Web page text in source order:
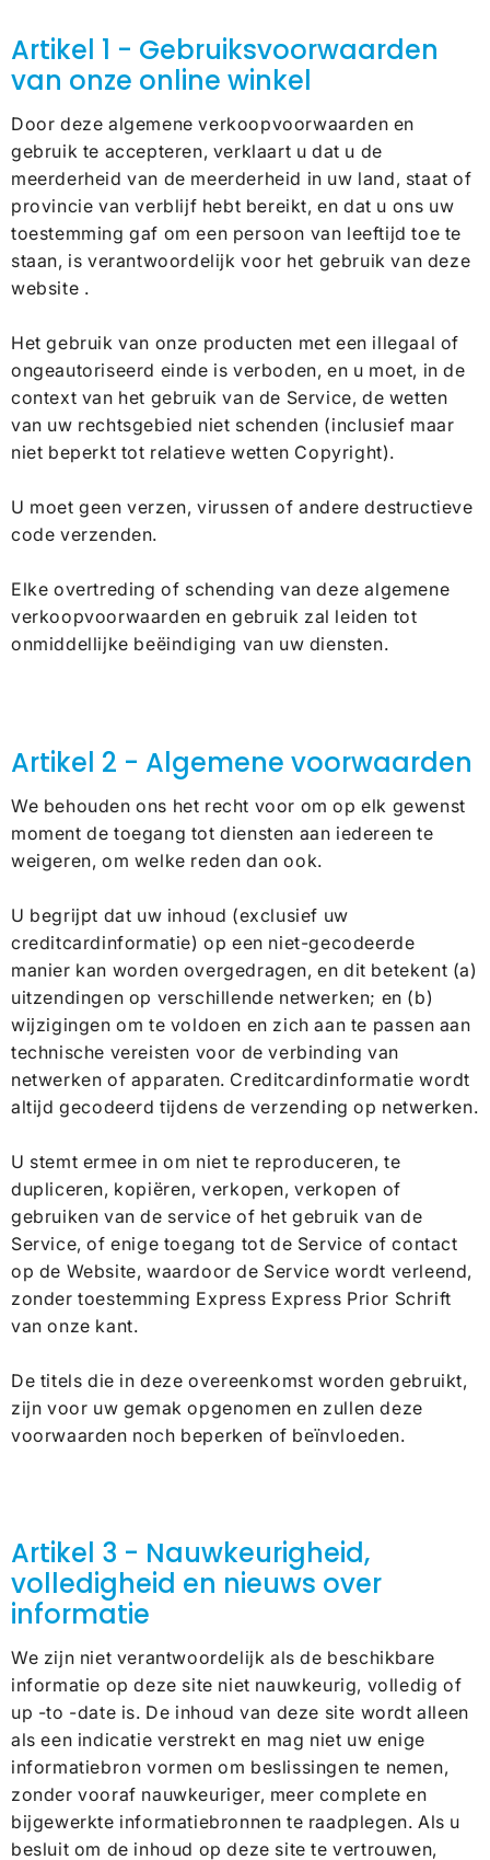
Artikel 1 - Gebruiksvoorwaarden
van onze online winkel
Door deze algemene verkoopvoorwaarden en
gebruik te accepteren, verklaart u dat u de
meerderheid van de meerderheid in uw land, staat of
provincie van verblijf hebt bereikt, en dat u ons uw
toestemming gaf om een ​​persoon van leeftijd toe te
staan, is verantwoordelijk voor het gebruik van deze
website .
Het gebruik van onze producten met een illegaal of
ongeautoriseerd einde is verboden, en u moet, in de
context van het gebruik van de Service, de wetten
van uw rechtsgebied niet schenden (inclusief maar
niet beperkt tot relatieve wetten Copyright).
U moet geen verzen, virussen of andere destructieve
code verzenden.
Elke overtreding of schending van deze algemene
verkoopvoorwaarden en gebruik zal leiden tot
onmiddellijke beëindiging van uw diensten.
Artikel 2 - Algemene voorwaarden
We behouden ons het recht voor om op elk gewenst
moment de toegang tot diensten aan iedereen te
weigeren, om welke reden dan ook.
U begrijpt dat uw inhoud (exclusief uw
creditcardinformatie) op een niet-gecodeerde
manier kan worden overgedragen, en dit betekent (a)
uitzendingen op verschillende netwerken; en (b)
wijzigingen om te voldoen en zich aan te passen aan
technische vereisten voor de verbinding van
netwerken of apparaten. Creditcardinformatie wordt
altijd gecodeerd tijdens de verzending op netwerken.
U stemt ermee in om niet te reproduceren, te
dupliceren, kopiëren, verkopen, verkopen of
gebruiken van de service of het gebruik van de
Service, of enige toegang tot de Service of contact
op de Website, waardoor de Service wordt verleend,
zonder toestemming Express Express Prior Schrift
van onze kant.
De titels die in deze overeenkomst worden gebruikt,
zijn voor uw gemak opgenomen en zullen deze
voorwaarden noch beperken of beïnvloeden.
Artikel 3 - Nauwkeurigheid,
volledigheid en nieuws over
informatie
We zijn niet verantwoordelijk als de beschikbare
informatie op deze site niet nauwkeurig, volledig of
up -to -date is. De inhoud van deze site wordt alleen
als een indicatie verstrekt en mag niet uw enige
informatiebron vormen om beslissingen te nemen,
zonder vooraf nauwkeuriger, meer complete en
bijgewerkte informatiebronnen te raadplegen. Als u
besluit om de inhoud op deze site te vertrouwen,